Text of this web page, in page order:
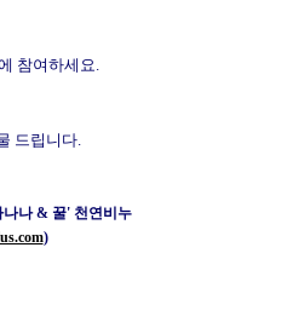
참여하세요.
드립니다.
나 & 꿀' 천연비누
)